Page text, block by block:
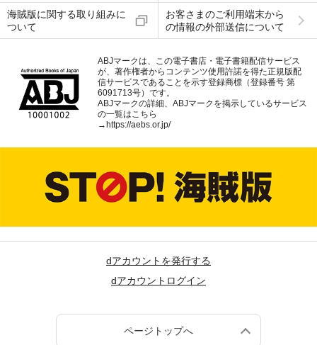
海賊版に関する取り組みに
ついて
お客さまのご利用端末から
の情報の外部送信について
ABJマークは、この電子書店・電子書籍配信サービス
が、著作権者からコンテンツ使用許諾を得た正規版配
信サービスであることを示す登録商標（登録番号 第
6091713号）です。
ABJマークの詳細、ABJマークを掲示しているサービス
の一覧はこちら
→ https://aebs.or.jp/
dアカウントを発行する
dアカウントログイン
ページトップへ